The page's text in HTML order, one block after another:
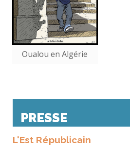
Oualou en Algérie
PRESSE
L'Est Républicain